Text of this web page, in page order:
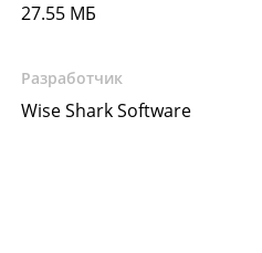
27.55 МБ
Разработчик
Wise Shark Software